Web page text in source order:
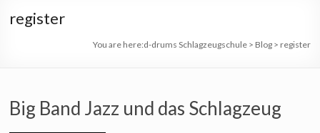
register
You are here:d-drums Schlagzeugschule> Blog> register
Big Band Jazz und das Schlagzeug